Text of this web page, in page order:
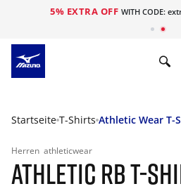
5% EXTRA OFF WITH CODE:
Startseite T-Shirts Athletic Wear T-
Herren athleticwear
ATHLETIC RB T-